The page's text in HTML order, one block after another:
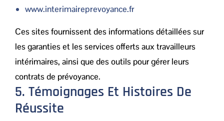
www.interimaireprevoyance.fr
Ces sites fournissent des informations détaillées sur
les garanties et les services offerts aux travailleurs
intérimaires, ainsi que des outils pour gérer leurs
contrats de prévoyance.
5. Témoignages Et Histoires De
Réussite